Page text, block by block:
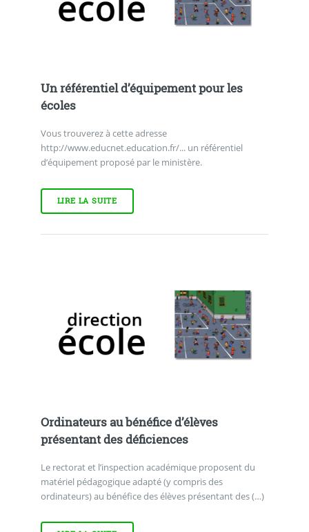
Un référentiel d’équipement pour les
écoles
Vous trouverez à cette adresse
http://www.educnet.education.fr/... un référentiel
d’équipement proposé par le ministère.
LIRE LA SUITE
Ordinateurs au bénéfice d’élèves
présentant des déficiences
Le rectorat et l’inspection académique proposent du
matériel pédagogique adapté (y compris des
ordinateurs) au bénéfice des élèves présentant des (…)